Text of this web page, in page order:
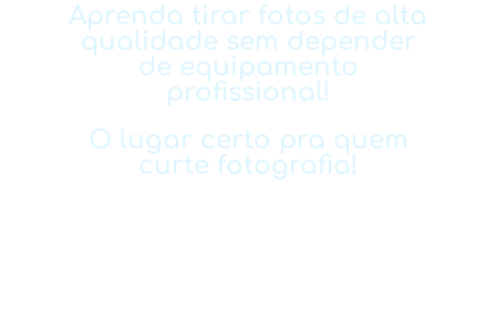
Aprenda tirar fotos de alta
qualidade sem depender
de equipamento
profissional!
O lugar certo pra quem
curte fotografia!